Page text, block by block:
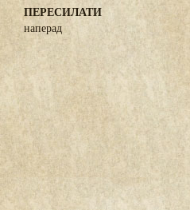
ПЕРЕСИЛАТИ
наперад